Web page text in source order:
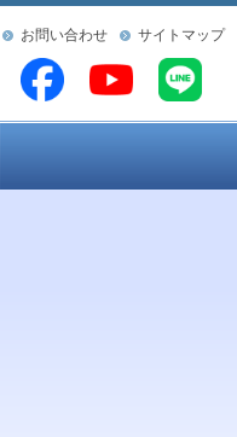
お問い合わせ サイトマップ